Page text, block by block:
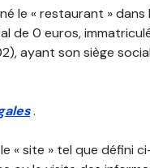
le « restaurant »
0 euros,
ayant son siège
.
« site » tel que défini